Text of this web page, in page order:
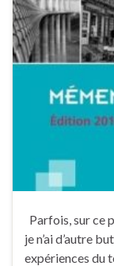
Parfois, sur ce
je n’ai d’autre
expériences du